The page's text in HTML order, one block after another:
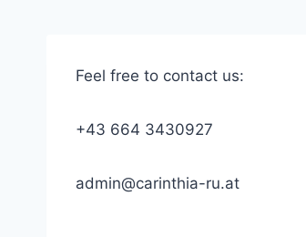
Feel free to contact us:
+43 664 3430927
admin@carinthia-ru.at